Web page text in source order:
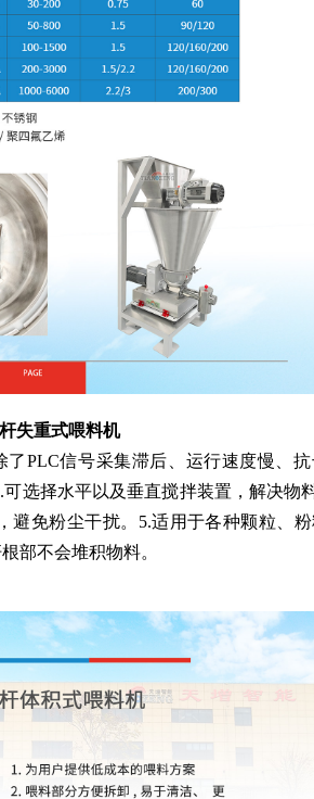
失重式喂料机
PLC信号采集滞后、运行速度慢、
选择水平以及垂直搅拌装置，解决物
避免粉尘干扰。5.适用于各种颗粒、
部不会堆积物料。